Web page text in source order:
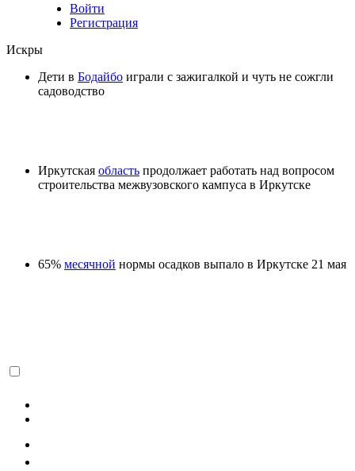
Войти
Регистрация
Искры
Дети в Бодайбо играли с зажигалкой и чуть не сожгли
садоводство
Иркутская область продолжает работать над вопросом
строительства межвузовского кампуса в Иркутске
65% месячной нормы осадков выпало в Иркутске 21 мая